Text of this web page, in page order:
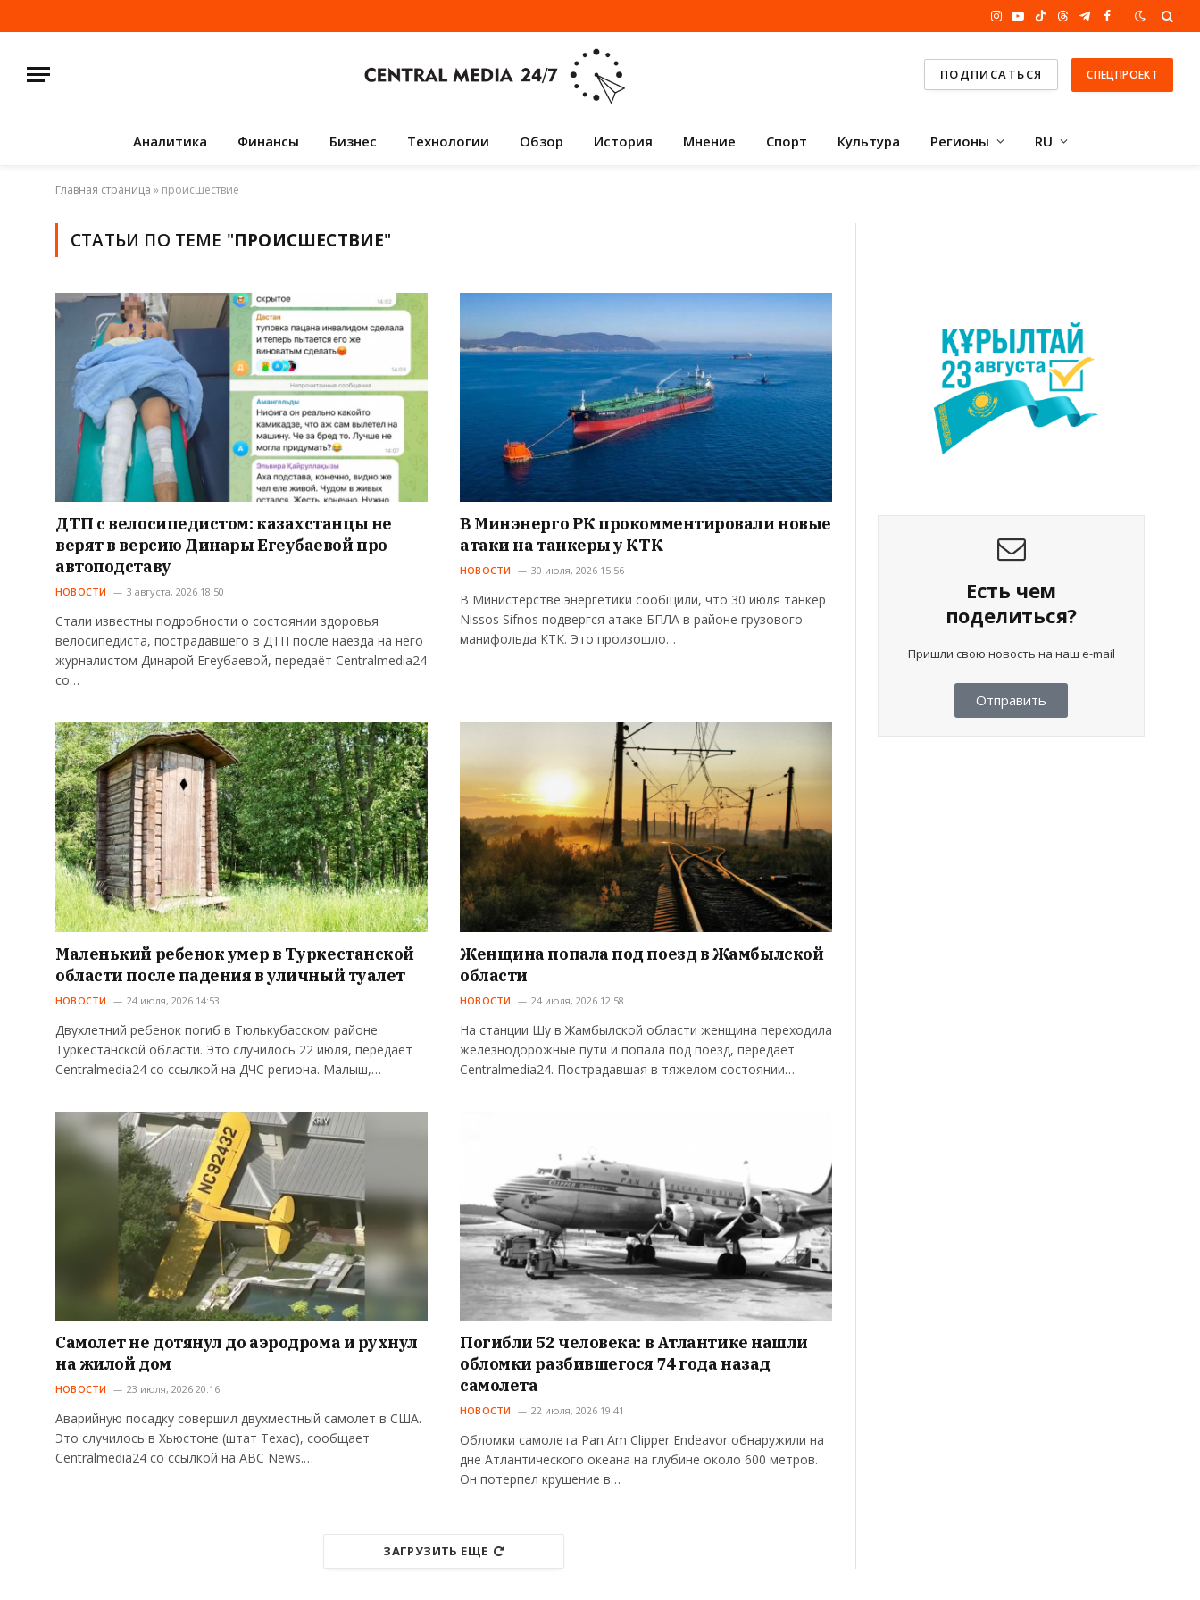
Instagram
YouTube
TikTokThreadsTelegram
Facebook
ПОДПИСАТЬСЯ СПЕЦПРОЕКТ
Аналитика Финансы Бизнес Технологии Обзор История Мнение Спорт Культура Регионы RU
Главная страница » происшествие
СТАТЬИ ПО ТЕМЕ "ПРОИСШЕСТВИЕ"
ДТП с велосипедистом: казахстанцы не
верят в версию Динары Егеубаевой про
автоподставу
НОВОСТИ 3 августа, 2026 18:50
Стали известны подробности о состоянии здоровья
велосипедиста, пострадавшего в ДТП после наезда на него
журналистом Динарой Егеубаевой, передаёт Centralmedia24
со…
В Минэнерго РК прокомментировали новые
атаки на танкеры у КТК
НОВОСТИ 30 июля, 2026 15:56
В Министерстве энергетики сообщили, что 30 июля танкер
Nissos Sifnos подвергся атаке БПЛА в районе грузового
манифольда КТК. Это произошло…
Маленький ребенок умер в Туркестанской
области после падения в уличный туалет
НОВОСТИ 24 июля, 2026 14:53
Двухлетний ребенок погиб в Тюлькубасском районе
Туркестанской области. Это случилось 22 июля, передаёт
Centralmedia24 со ссылкой на ДЧС региона. Малыш,…
Женщина попала под поезд в Жамбылской
области
НОВОСТИ 24 июля, 2026 12:58
На станции Шу в Жамбылской области женщина переходила
железнодорожные пути и попала под поезд, передаёт
Centralmedia24. Пострадавшая в тяжелом состоянии…
Самолет не дотянул до аэродрома и рухнул
на жилой дом
НОВОСТИ 23 июля, 2026 20:16
Аварийную посадку совершил двухместный самолет в США.
Это случилось в Хьюстоне (штат Техас), сообщает
Centralmedia24 со ссылкой на ABC News.…
Погибли 52 человека: в Атлантике нашли
обломки разбившегося 74 года назад
самолета
НОВОСТИ 22 июля, 2026 19:41
Обломки самолета Pan Am Clipper Endeavor обнаружили на
дне Атлантического океана на глубине около 600 метров.
Он потерпел крушение в…
ЗАГРУЗИТЬ ЕЩЕ
Есть чем
поделиться?
Пришли свою новость на наш e-mail
Отправить